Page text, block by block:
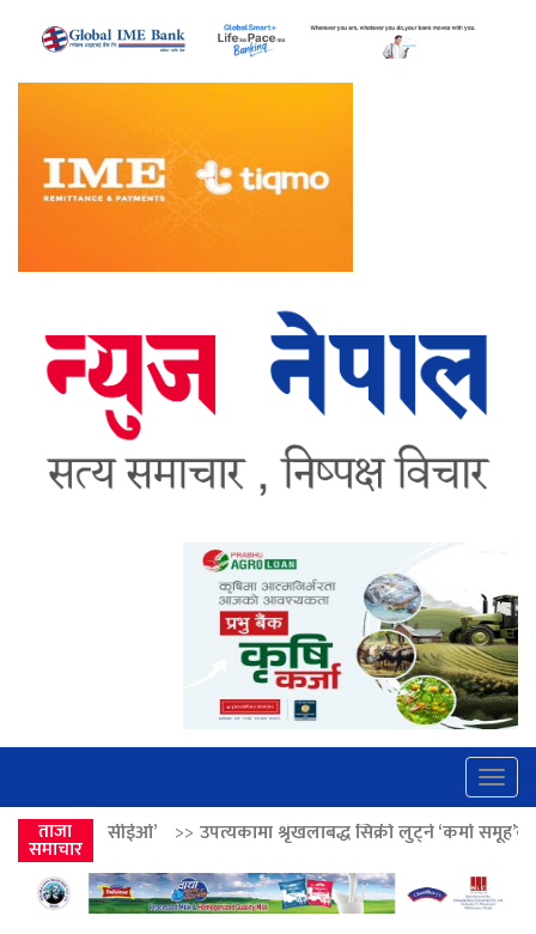
ताजा
समाचार
>>उपत्यकामा श्रृंखलाबद्ध सिक्री लुट्ने ‘कर्मा समूह’का नाइकेसहित पाँच